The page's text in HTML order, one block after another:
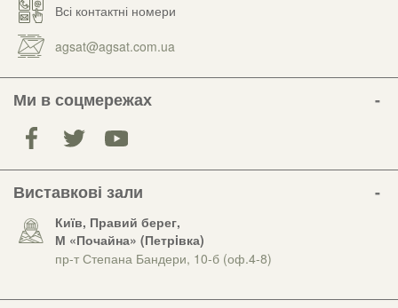
Всі контактні номери
agsat@agsat.com.ua
Ми в соцмережах
Виставкові зали
Київ, Правий берег,
М «Почайна» (Петрiвка)
пр-т Степана Бандери, 10-б (оф.4-8)